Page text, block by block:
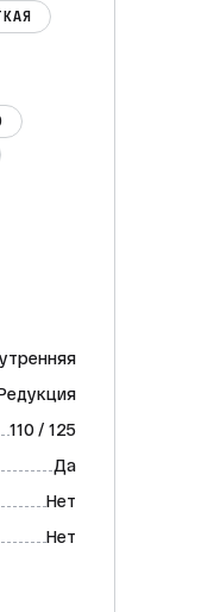
110 / 125
Да
Нет
Нет